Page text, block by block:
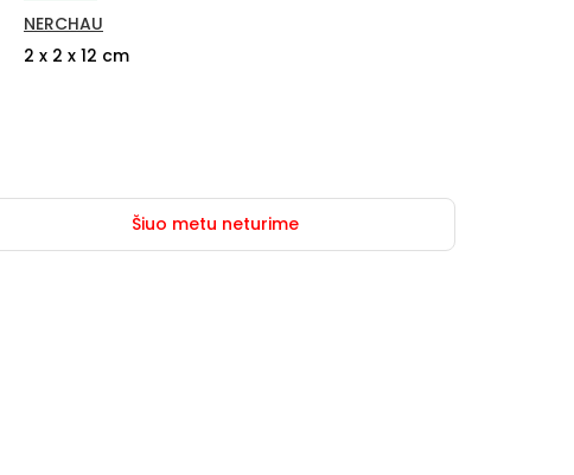
NERCHAU
2 x 2 x 12 cm
Šiuo metu neturime